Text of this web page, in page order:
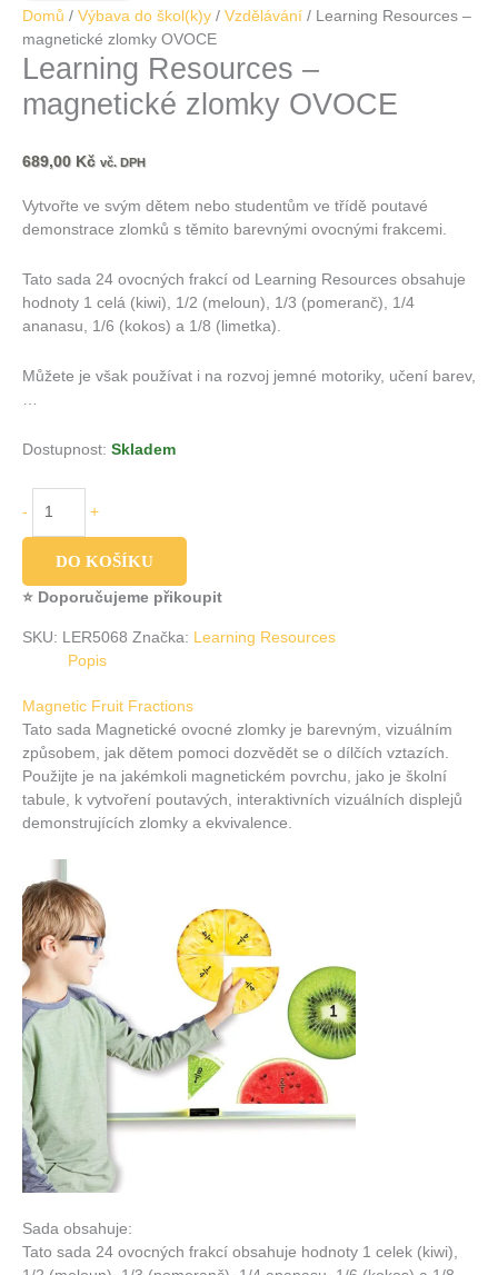
Domů / Výbava do škol(k)y / Vzdělávání / Learning Resources –
magnetické zlomky OVOCE
Learning Resources –
magnetické zlomky OVOCE
689,00 Kč vč. DPH
Vytvořte ve svým dětem nebo studentům ve třídě poutavé
demonstrace zlomků s těmito barevnými ovocnými frakcemi.
Tato sada 24 ovocných frakcí od Learning Resources obsahuje
hodnoty 1 celá (kiwi), 1/2 (meloun), 1/3 (pomeranč), 1/4
ananasu, 1/6 (kokos) a 1/8 (limetka).
Můžete je však používat i na rozvoj jemné motoriky, učení barev,
…
Dostupnost: Skladem
- +
DO KOŠÍKU
⭐ Doporučujeme přikoupit
SKU: LER5068 Značka: Learning Resources
Popis
Magnetic Fruit Fractions
Tato sada Magnetické ovocné zlomky je barevným, vizuálním
způsobem, jak dětem pomoci dozvědět se o dílčích vztazích.
Použijte je na jakémkoli magnetickém povrchu, jako je školní
tabule, k vytvoření poutavých, interaktivních vizuálních displejů
demonstrujících zlomky a ekvivalence.
Sada obsahuje:
Tato sada 24 ovocných frakcí obsahuje hodnoty 1 celek (kiwi),